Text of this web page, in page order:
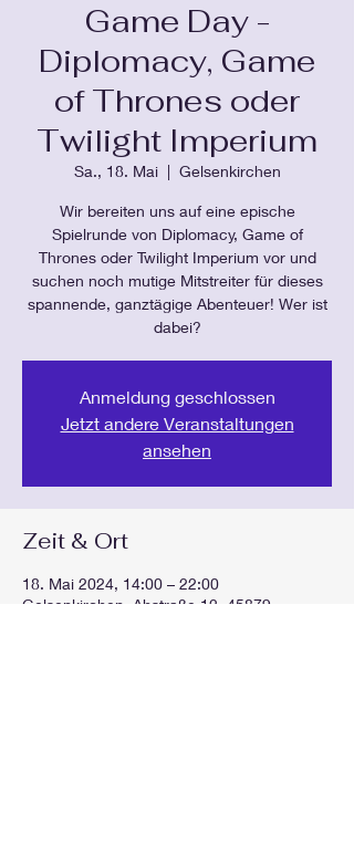
Game Day -
Diplomacy, Game
of Thrones oder
Twilight Imperium
Sa., 18. Mai
  |
Gelsenkirchen
Wir bereiten uns auf eine epische
Spielrunde von Diplomacy, Game of
Thrones oder Twilight Imperium vor und
suchen noch mutige Mitstreiter für dieses
spannende, ganztägige Abenteuer! Wer ist
dabei?
Anmeldung geschlossen
Jetzt andere Veranstaltungen
ansehen
Zeit & Ort
18. Mai 2024, 14:00 – 22:00
Gelsenkirchen, Ahstraße 12, 45879